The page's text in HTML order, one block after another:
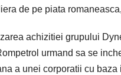
de pe piata
achizitiei grupului
urmand sa se
a unei corporatii cu baza